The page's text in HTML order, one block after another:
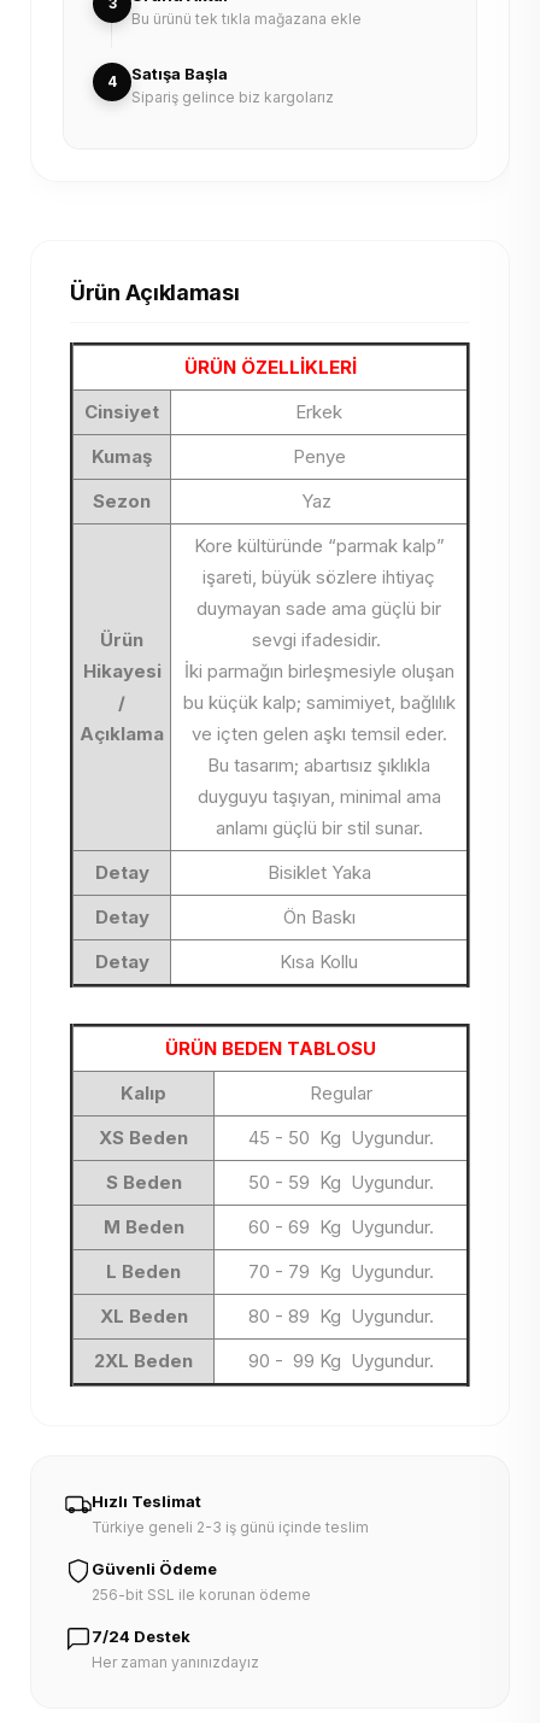
Bu ürünü tek tıkla mağazana ekle
4 Satışa Başla
Sipariş gelince biz kargolarız
Ürün Açıklaması
ÜRÜN ÖZELLİKLERİ
Cinsiyet
Erkek
Kumaş
Penye
Sezon
Yaz
Ürün
Hikayesi
/
Açıklama
Kore kültüründe “parmak kalp”
işareti, büyük sözlere ihtiyaç
duymayan sade ama güçlü bir
sevgi ifadesidir.
İki parmağın birleşmesiyle oluşan
bu küçük kalp; samimiyet, bağlılık
ve içten gelen aşkı temsil eder.
Bu tasarım; abartısız şıklıkla
duyguyu taşıyan, minimal ama
anlamı güçlü bir stil sunar.
Detay
Bisiklet Yaka
Detay
Ön Baskı
Detay
Kısa Kollu
ÜRÜN BEDEN TABLOSU
Kalıp
Regular
XS Beden
45 - 50 Kg Uygundur.
S Beden
50 - 59 Kg Uygundur.
M Beden
60 - 69 Kg Uygundur.
L Beden
70 - 79 Kg Uygundur.
XL Beden
80 - 89 Kg Uygundur.
2XL Beden
90 - 99 Kg Uygundur.
Hızlı Teslimat
Türkiye geneli 2-3 iş günü içinde teslim
Güvenli Ödeme
256-bit SSL ile korunan ödeme
7/24 Destek
Her zaman yanınızdayız